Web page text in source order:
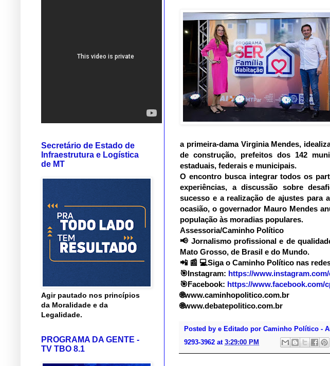
a primeira-dama Virginia Mendes,
de construção, prefeitos dos 142
estaduais, federais e municipais.
O encontro busca integrar todos os
experiências, a discussão sobre
sucesso e a realização de ajustes para
ocasião, o governador Mauro Mendes
população às moradias populares.
Assessoria/Caminho Político
📢 Jornalismo profissional e de
Mato Grosso, de Brasil e do Mundo.
📲 📰 💻Siga o Caminho Político nas
🎯Instagram: https://
🎯Facebook: https://www.facebook.com/
🌐www.caminhopolitico.com.br
🌐www.debatepolitico.com.br
Posted by e Editado por Caminho Político -
9293-3962 at 3:29:00 PM
Secretário de Estado de
Infraestrutura e Logística
de MT
Agir pautado nos princípios
da Moralidade e da
Legalidade.
PROGRAMA DA GENTE -
TV TBO 8.1